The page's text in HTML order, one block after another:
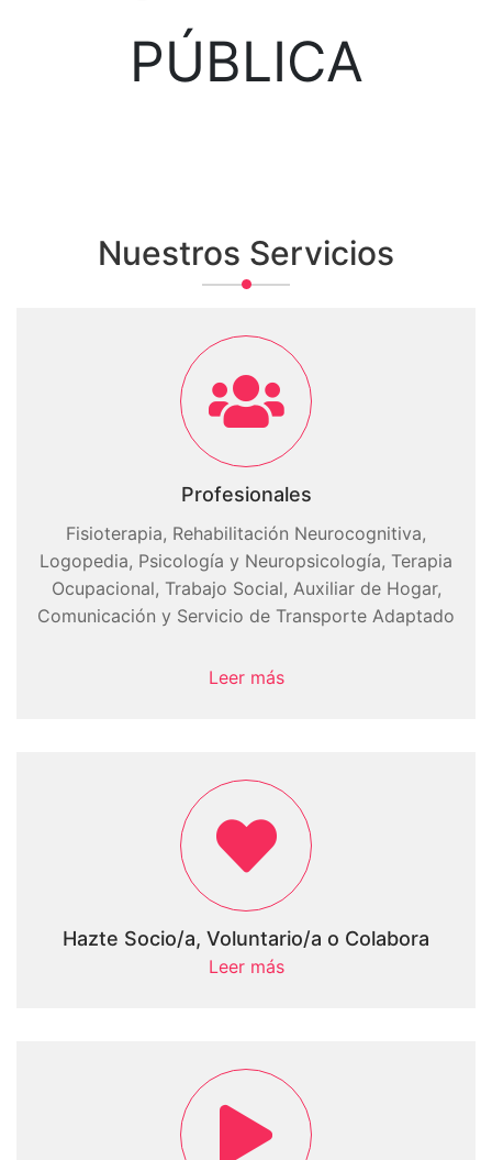
PÚBLICA
Nuestros Servicios
Profesionales
Fisioterapia, Rehabilitación Neurocognitiva,
Logopedia, Psicología y Neuropsicología, Terapia
Ocupacional, Trabajo Social, Auxiliar de Hogar,
Comunicación y Servicio de Transporte Adaptado
Leer más
Hazte Socio/a, Voluntario/a o Colabora
Leer más